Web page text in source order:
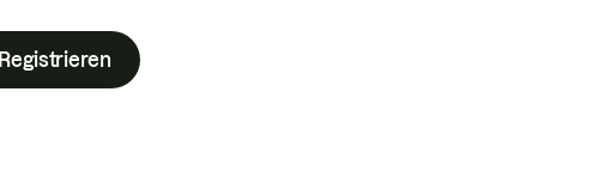
Registrieren